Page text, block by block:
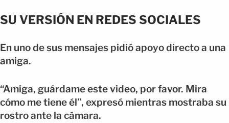
SU VERSIÓN EN REDES SOCIALES
En uno de sus mensajes pidió apoyo directo a una
amiga.
“Amiga, guárdame este video, por favor. Mira
cómo me tiene él”, expresó mientras mostraba su
rostro ante la cámara.